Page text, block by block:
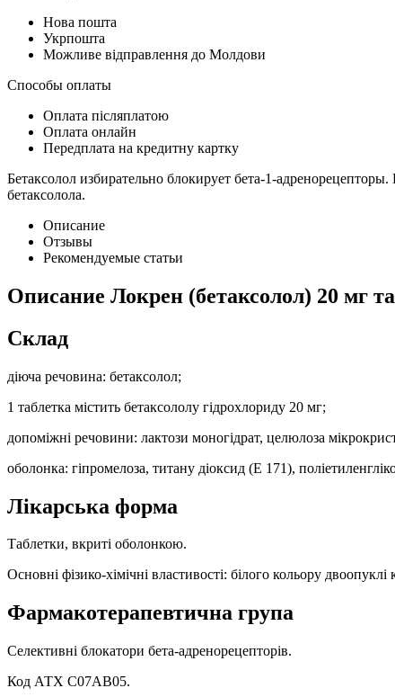
Нова пошта
Укрпошта
Можливе відправлення до Молдови
Способы оплаты
Оплата післяплатою
Оплата онлайн
Передплата на кредитну картку
Бетаксолол избирательно блокирует бета-1-
бетаксолола.
Описание
Отзывы
Рекомендуемые статьи
Описание Локрен (бетаксолол) 20 мг
Склад
діюча речовина: бетаксолол;
1 таблетка містить бетаксололу гідрохлориду 20 мг;
допоміжні речовини: лактози моногідрат, целюлоза
оболонка: гіпромелоза, титану діоксид (Е 171),
Лікарська форма
Таблетки, вкриті оболонкою.
Основні фізико-хімічні властивості: білого кольору
Фармакотерапевтична група
Селективні блокатори бета-адренорецепторів.
Код АТХ С07АВ05.